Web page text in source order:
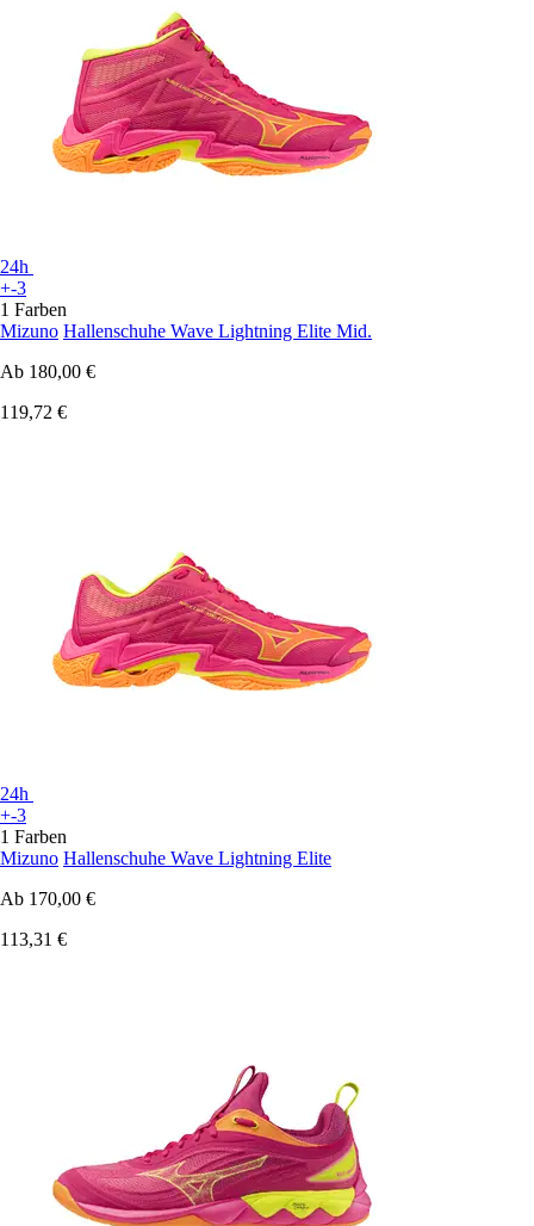
24h
+-3
1 Farben
Mizuno Hallenschuhe Wave Lightning Elite Mid.
Ab 180,00 €
119,72 €
24h
+-3
1 Farben
Mizuno Hallenschuhe Wave Lightning Elite
Ab 170,00 €
113,31 €